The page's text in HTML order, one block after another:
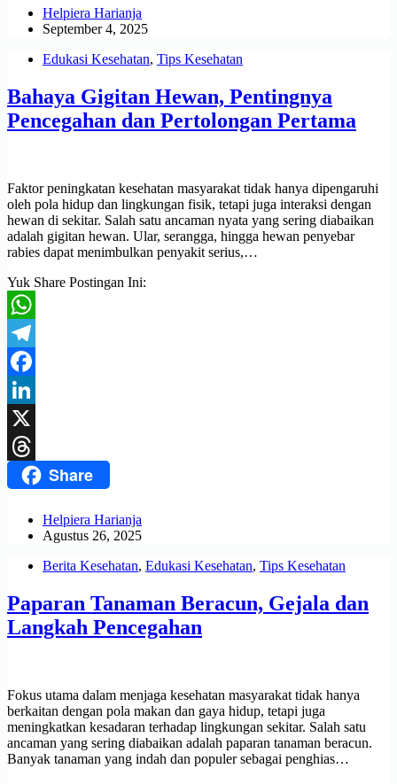
Helpiera Harianja
September 4, 2025
Edukasi Kesehatan, Tips Kesehatan
Bahaya Gigitan Hewan, Pentingnya
Pencegahan dan Pertolongan Pertama
Faktor peningkatan kesehatan masyarakat tidak hanya dipengaruhi
oleh pola hidup dan lingkungan fisik, tetapi juga interaksi dengan
hewan di sekitar. Salah satu ancaman nyata yang sering diabaikan
adalah gigitan hewan. Ular, serangga, hingga hewan penyebar
rabies dapat menimbulkan penyakit serius,…
Yuk Share Postingan Ini:
WhatsApp
Telegram
Facebook
LinkedIn
X
ThreadsShare
Helpiera Harianja
Agustus 26, 2025
Berita Kesehatan, Edukasi Kesehatan, Tips Kesehatan
Paparan Tanaman Beracun, Gejala dan
Langkah Pencegahan
Fokus utama dalam menjaga kesehatan masyarakat tidak hanya
berkaitan dengan pola makan dan gaya hidup, tetapi juga
meningkatkan kesadaran terhadap lingkungan sekitar. Salah satu
ancaman yang sering diabaikan adalah paparan tanaman beracun.
Banyak tanaman yang indah dan populer sebagai penghias…